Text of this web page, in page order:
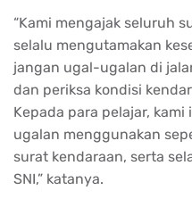
“Kami mengajak seluruh
selalu mengutamakan
jangan ugal-ugalan di
dan periksa kondisi
Kepada para pelajar, kami
ugalan menggunakan
surat kendaraan, serta
SNI,” katanya.